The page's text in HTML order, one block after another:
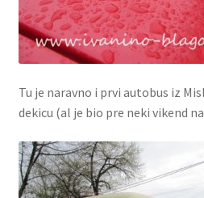
Tu je naravno i prvi autobus iz
dekicu (al je bio pre neki vikend